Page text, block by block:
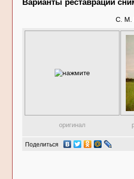
Варианты реставрации
С. М.
оригинал
Поделиться